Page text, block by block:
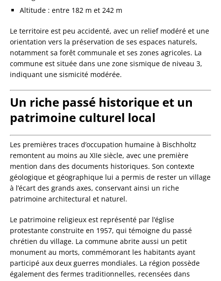
Altitude : entre 182 m et 242 m
Le territoire est peu accidenté, avec un relief modéré et une
orientation vers la préservation de ses espaces naturels,
notamment sa forêt communale et ses zones agricoles. La
commune est située dans une zone sismique de niveau 3,
indiquant une sismicité modérée.
Un riche passé historique et un
patrimoine culturel local
Les premières traces d’occupation humaine à Bischholtz
remontent au moins au XIIe siècle, avec une première
mention dans des documents historiques. Son contexte
géologique et géographique lui a permis de rester un village
à l’écart des grands axes, conservant ainsi un riche
patrimoine architectural et naturel.
Le patrimoine religieux est représenté par l’église
protestante construite en 1957, qui témoigne du passé
chrétien du village. La commune abrite aussi un petit
monument au morts, commémorant les habitants ayant
participé aux deux guerres mondiales. La région possède
également des fermes traditionnelles, recensées dans